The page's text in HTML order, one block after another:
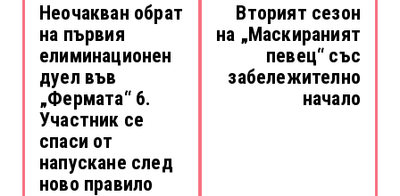
Неочакван обрат
на първия
елиминационен
дуел във
„Фермата“ 6.
Участник се
спаси от
напускане след
ново правило
Вторият сезон
на „Маскираният
певец“ със
забележително
начало